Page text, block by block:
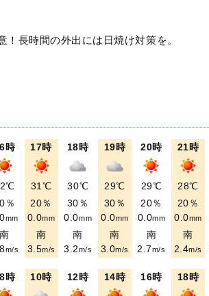
！長時間の外出には日焼け対策を。
時
％
mm
南
m/s
17時
31℃
20％
0.0mm
南
3.5m/s
18時
30℃
30％
0.0mm
南
3.2m/s
19時
29℃
30％
0.0mm
南
3.0m/s
20時
29℃
20％
0.0mm
南
2.7m/s
21時
28℃
20％
0.0mm
南
2.4m/s
時 10時 12時 14時 16時 18時